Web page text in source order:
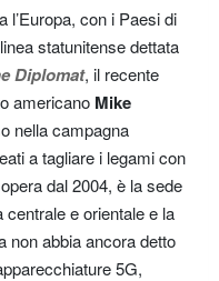
l’Europa, con i Paesi di
statunitense dettata
Diplomat, il recente
americano Mike
nella campagna
a tagliare i legami con
dal 2004, è la sede
centrale e orientale e la
non abbia ancora detto
5G,